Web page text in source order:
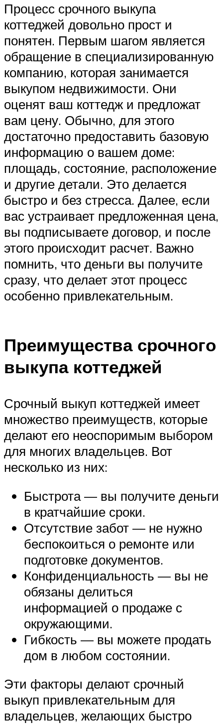
Процесс срочного выкупа
коттеджей довольно прост и
понятен. Первым шагом является
обращение в специализированную
компанию, которая занимается
выкупом недвижимости. Они
оценят ваш коттедж и предложат
вам цену. Обычно, для этого
достаточно предоставить базовую
информацию о вашем доме:
площадь, состояние, расположение
и другие детали. Это делается
быстро и без стресса. Далее, если
вас устраивает предложенная цена,
вы подписываете договор, и после
этого происходит расчет. Важно
помнить, что деньги вы получите
сразу, что делает этот процесс
особенно привлекательным.
Преимущества срочного
выкупа коттеджей
Срочный выкуп коттеджей имеет
множество преимуществ, которые
делают его неоспоримым выбором
для многих владельцев. Вот
несколько из них:
Быстрота — вы получите деньги
в кратчайшие сроки.
Отсутствие забот — не нужно
беспокоиться о ремонте или
подготовке документов.
Конфиденциальность — вы не
обязаны делиться
информацией о продаже с
окружающими.
Гибкость — вы можете продать
дом в любом состоянии.
Эти факторы делают срочный
выкуп привлекательным для
владельцев, желающих быстро